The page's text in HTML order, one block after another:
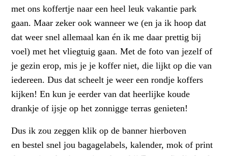
met ons koffertje naar een heel leuk vakantie park
gaan. Maar zeker ook wanneer we (en ja ik hoop dat
dat weer snel allemaal kan én ik me daar prettig bij
voel) met het vliegtuig gaan. Met de foto van jezelf of
je gezin erop, mis je je koffer niet, die lijkt op die van
iedereen. Dus dat scheelt je weer een rondje koffers
kijken! En kun je eerder van dat heerlijke koude
drankje of ijsje op het zonnigge terras genieten!
Dus ik zou zeggen klik op de banner hierboven
en bestel snel jou bagagelabels, kalender, mok of print